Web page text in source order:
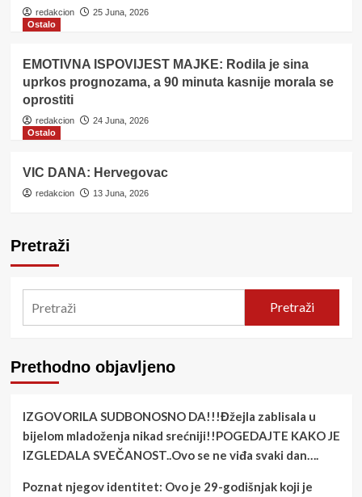
redakcion
25 Juna, 2026
Ostalo
EMOTIVNA ISPOVIJEST MAJKE: Rodila je sina
uprkos prognozama, a 90 minuta kasnije morala se
oprostiti
redakcion
24 Juna, 2026
Ostalo
VIC DANA: Hervegovac
redakcion 13 Juna, 2026
Pretraži
Pretraži
Prethodno objavljeno
IZGOVORILA SUDBONOSNO DA!!!Đžejla zablisala u
bijelom mladoženja nikad srećniji!!POGEDAJTE KAKO JE
IZGLEDALA SVEČANOST..Ovo se ne viđa svaki dan….
Poznat njegov identitet: Ovo je 29-godišnjak koji je